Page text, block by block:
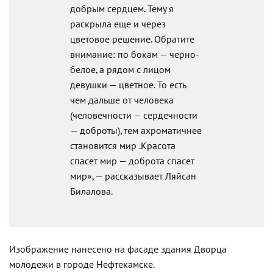
добрым сердцем. Тему я
раскрыла еще и через
цветовое решение. Обратите
внимание: по бокам — черно-
белое, а рядом с лицом
девушки — цветное. То есть
чем дальше от человека
(человечности — сердечности
— доброты), тем ахроматичнее
становится мир .Красота
спасет мир — доброта спасет
мир», — рассказывает Ляйсан
Билалова.
Изображение нанесено на фасаде здания Дворца
молодежи в городе Нефтекамске.